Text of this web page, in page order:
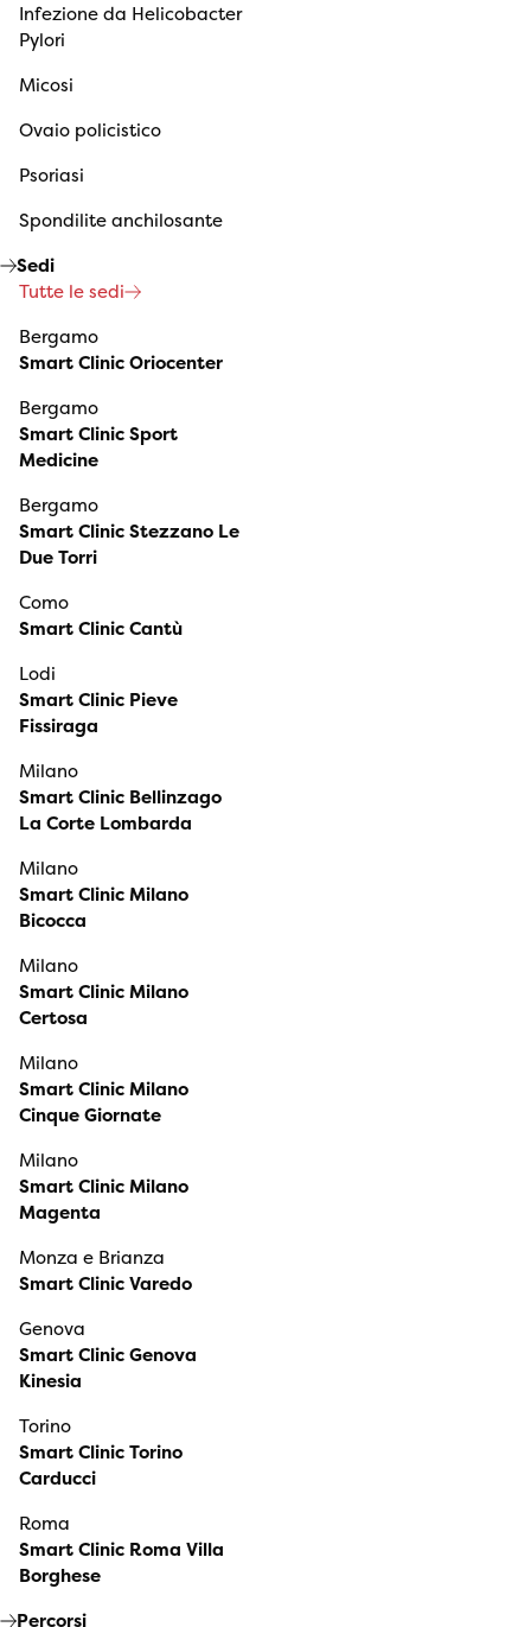
Infezione da Helicobacter
Pylori
Micosi
Ovaio policistico
Psoriasi
Spondilite anchilosante
Sedi
Tutte le sedi
Bergamo
Smart Clinic Oriocenter
Bergamo
Smart Clinic Sport
Medicine
Bergamo
Smart Clinic Stezzano Le
Due Torri
Como
Smart Clinic Cantù
Lodi
Smart Clinic Pieve
Fissiraga
Milano
Smart Clinic Bellinzago
La Corte Lombarda
Milano
Smart Clinic Milano
Bicocca
Milano
Smart Clinic Milano
Certosa
Milano
Smart Clinic Milano
Cinque Giornate
Milano
Smart Clinic Milano
Magenta
Monza e Brianza
Smart Clinic Varedo
Genova
Smart Clinic Genova
Kinesia
Torino
Smart Clinic Torino
Carducci
Roma
Smart Clinic Roma Villa
Borghese
Percorsi